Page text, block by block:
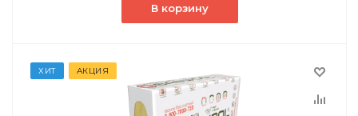
В корзину
ХИТ АКЦИЯ